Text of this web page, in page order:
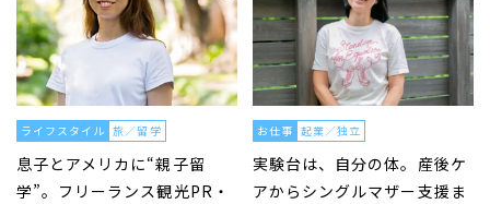
ライフスタイル 旅／留学
息子とアメリカに“親子留
学”。フリーランス観光PR・
お仕事 起業／独立
実験台は、自分の体。産後ケ
アからシングルマザー支援ま